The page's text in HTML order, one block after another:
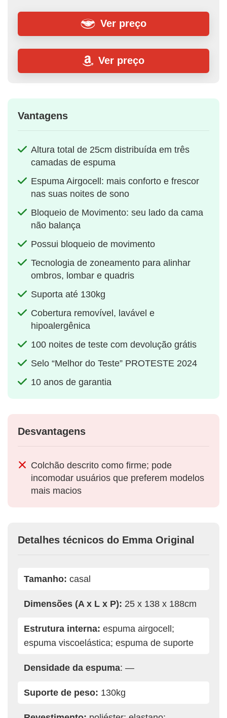
Ver preço
Ver preço
Vantagens
Altura total de 25cm distribuída em três
camadas de espuma
Espuma Airgocell: mais conforto e frescor
nas suas noites de sono
Bloqueio de Movimento: seu lado da cama
não balança
Possui bloqueio de movimento
Tecnologia de zoneamento para alinhar
ombros, lombar e quadris
Suporta até 130kg
Cobertura removível, lavável e
hipoalergênica
100 noites de teste com devolução grátis
Selo “Melhor do Teste” PROTESTE 2024
10 anos de garantia
Desvantagens
Colchão descrito como firme; pode
incomodar usuários que preferem modelos
mais macios
Detalhes técnicos do Emma Original
Tamanho: casal
Dimensões (A x L x P): 25 x 138 x 188cm
Estrutura interna: espuma airgocell;
espuma viscoelástica; espuma de suporte
Densidade da espuma: —
Suporte de peso: 130kg